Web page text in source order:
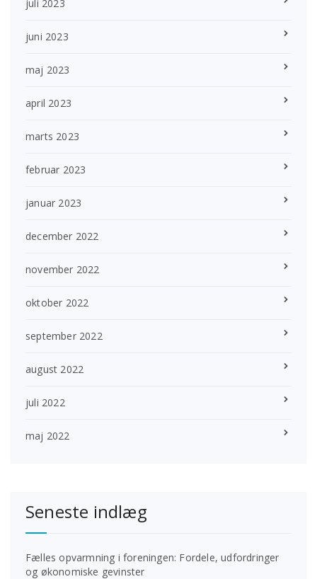
juli 2023
juni 2023
maj 2023
april 2023
marts 2023
februar 2023
januar 2023
december 2022
november 2022
oktober 2022
september 2022
august 2022
juli 2022
maj 2022
Seneste indlæg
Fælles opvarmning i foreningen: Fordele, udfordringer
og økonomiske gevinster